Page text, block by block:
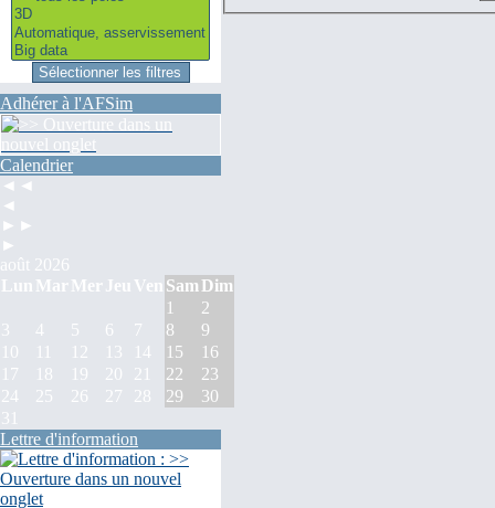
Adhérer à l'AFSim
Calendrier
◄◄
◄
►►
►
août 2026
Lun Mar Mer Jeu Ven Sam Dim
1
2
3
4 5 6 7 8
9
10
11 12 13 14 15
16
17
18 19 20 21 22
23
24
25 26 27 28 29
30
31
Lettre d'information